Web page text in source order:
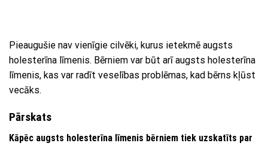
Pieaugušie nav vienīgie cilvēki, kurus ietekmē augsts
holesterīna līmenis. Bērniem var būt arī augsts holesterīna
līmenis, kas var radīt veselības problēmas, kad bērns kļūst
vecāks.
Pārskats
Kāpēc augsts holesterīna līmenis bērniem tiek uzskatīts par